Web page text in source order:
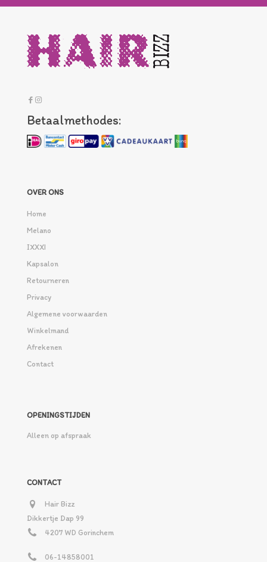
Betaalmethodes:
OVER ONS
Home
Melano
IXXXI
Kapsalon
Retourneren
Privacy
Algemene voorwaarden
Winkelmand
Afrekenen
Contact
OPENINGSTIJDEN
Alleen op afspraak
CONTACT
Hair Bizz
Dikkertje Dap 99
4207 WD Gorinchem
06-14858001